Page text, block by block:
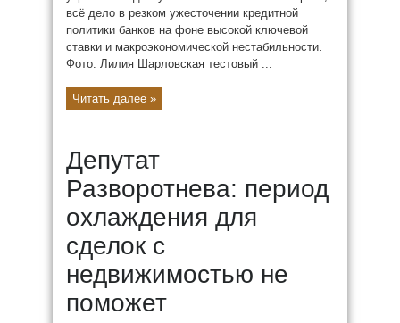
всё дело в резком ужесточении кредитной
политики банков на фоне высокой ключевой
ставки и макроэкономической нестабильности.
Фото: Лилия Шарловская тестовый ...
Читать далее »
Депутат
Разворотнева: период
охлаждения для
сделок с
недвижимостью не
поможет